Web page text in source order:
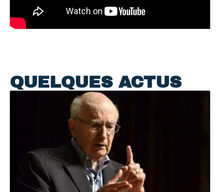
QUELQUES ACTUS